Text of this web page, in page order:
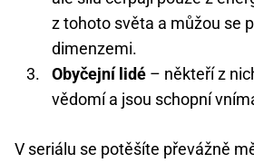
z tohoto světa a můžou se
dimenzemi.
Obyčejní lidé – někteří z
vědomí a jsou schopní
V seriálu se potěšíte převážně